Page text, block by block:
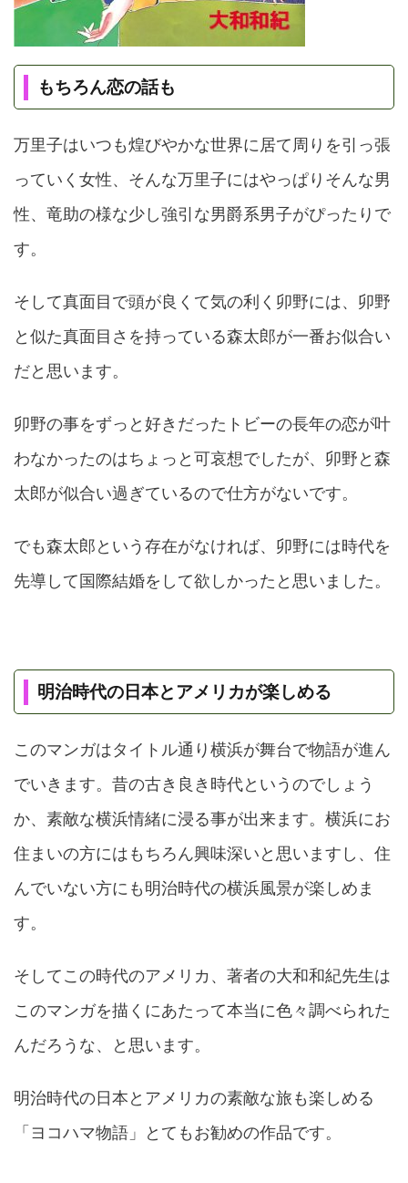
もちろん恋の話も
万里子はいつも煌びやかな世界に居て周りを引っ張
っていく女性、そんな万里子にはやっぱりそんな男
性、竜助の様な少し強引な男爵系男子がぴったりで
す。
そして真面目で頭が良くて気の利く卯野には、卯野
と似た真面目さを持っている森太郎が一番お似合い
だと思います。
卯野の事をずっと好きだったトビーの長年の恋が叶
わなかったのはちょっと可哀想でしたが、卯野と森
太郎が似合い過ぎているので仕方がないです。
でも森太郎という存在がなければ、卯野には時代を
先導して国際結婚をして欲しかったと思いました。
明治時代の日本とアメリカが楽しめる
このマンガはタイトル通り横浜が舞台で物語が進ん
でいきます。昔の古き良き時代というのでしょう
か、素敵な横浜情緒に浸る事が出来ます。横浜にお
住まいの方にはもちろん興味深いと思いますし、住
んでいない方にも明治時代の横浜風景が楽しめま
す。
そしてこの時代のアメリカ、著者の大和和紀先生は
このマンガを描くにあたって本当に色々調べられた
んだろうな、と思います。
明治時代の日本とアメリカの素敵な旅も楽しめる
「ヨコハマ物語」とてもお勧めの作品です。